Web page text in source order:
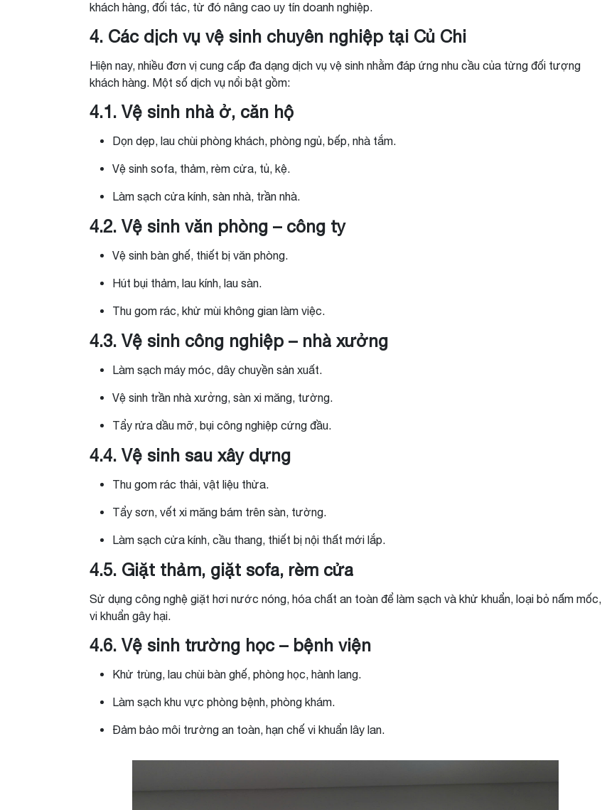
khách hàng, đối tác, từ đó nâng cao uy tín doanh nghiệp.
4. Các dịch vụ vệ sinh chuyên nghiệp tại Củ Chi
Hiện nay, nhiều đơn vị cung cấp đa dạng dịch vụ vệ sinh nhằm đáp ứng nhu cầu của từng đối tượng
khách hàng. Một số dịch vụ nổi bật gồm:
4.1. Vệ sinh nhà ở, căn hộ
Dọn dẹp, lau chùi phòng khách, phòng ngủ, bếp, nhà tắm.
Vệ sinh sofa, thảm, rèm cửa, tủ, kệ.
Làm sạch cửa kính, sàn nhà, trần nhà.
4.2. Vệ sinh văn phòng – công ty
Vệ sinh bàn ghế, thiết bị văn phòng.
Hút bụi thảm, lau kính, lau sàn.
Thu gom rác, khử mùi không gian làm việc.
4.3. Vệ sinh công nghiệp – nhà xưởng
Làm sạch máy móc, dây chuyền sản xuất.
Vệ sinh trần nhà xưởng, sàn xi măng, tường.
Tẩy rửa dầu mỡ, bụi công nghiệp cứng đầu.
4.4. Vệ sinh sau xây dựng
Thu gom rác thải, vật liệu thừa.
Tẩy sơn, vết xi măng bám trên sàn, tường.
Làm sạch cửa kính, cầu thang, thiết bị nội thất mới lắp.
4.5. Giặt thảm, giặt sofa, rèm cửa
Sử dụng công nghệ giặt hơi nước nóng, hóa chất an toàn để làm sạch và khử khuẩn, loại bỏ nấm mốc,
vi khuẩn gây hại.
4.6. Vệ sinh trường học – bệnh viện
Khử trùng, lau chùi bàn ghế, phòng học, hành lang.
Làm sạch khu vực phòng bệnh, phòng khám.
Đảm bảo môi trường an toàn, hạn chế vi khuẩn lây lan.